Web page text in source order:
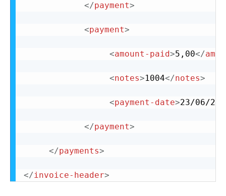
</payment>
<payment>
<amount-paid>5,00</
<notes>1004</notes>
<payment-date>23/06/
</payment>
</payments>
</invoice-header>